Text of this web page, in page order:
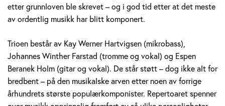
etter grunnloven ble skrevet – og i god tid etter at det meste
av ordentlig musikk har blitt komponert.
Trioen består av Kay Werner Hartvigsen (mikrobass),
Johannes Winther Farstad (tromme og vokal) og Espen
Beranek Holm (gitar og vokal). De står støtt – dog ikke alt for
bredbent – på den musikalske arven etter noen av forrige
århundrets største populærkomponister. Repertoaret spenner